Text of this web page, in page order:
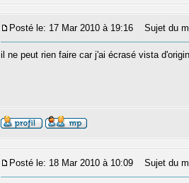
Posté le: 17 Mar 2010 à 19:16 Sujet du
il ne peut rien faire car j'ai écrasé vista
Posté le: 18 Mar 2010 à 10:09 Sujet du